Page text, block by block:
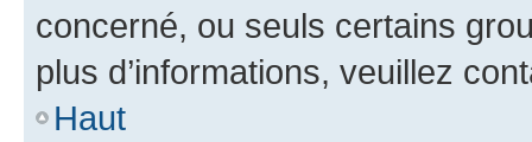
concerné, ou seuls certains
plus d’informations, veuillez
Haut